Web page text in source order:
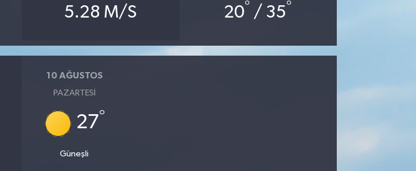
5.28 M/S 20° / 35°
10 AĞUSTOS
PAZARTESI
27°
Güneşli